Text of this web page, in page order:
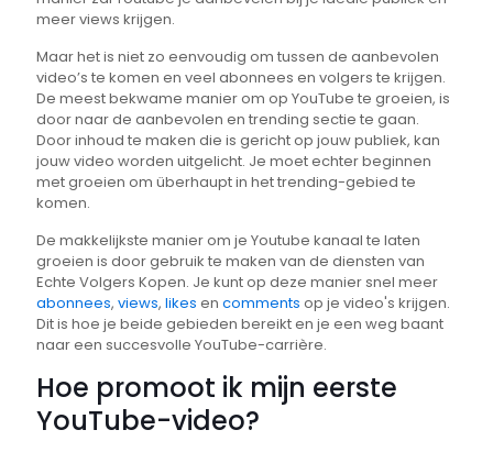
meer views krijgen.
Maar het is niet zo eenvoudig om tussen de aanbevolen
video’s te komen en veel abonnees en volgers te krijgen.
De meest bekwame manier om op YouTube te groeien, is
door naar de aanbevolen en trending sectie te gaan.
Door inhoud te maken die is gericht op jouw publiek, kan
jouw video worden uitgelicht. Je moet echter beginnen
met groeien om überhaupt in het trending-gebied te
komen.
De makkelijkste manier om je Youtube kanaal te laten
groeien is door gebruik te maken van de diensten van
Echte Volgers Kopen. Je kunt op deze manier snel meer
abonnees, views, likes en comments op je video's krijgen.
Dit is hoe je beide gebieden bereikt en je een weg baant
naar een succesvolle YouTube-carrière.
Hoe promoot ik mijn eerste
YouTube-video?